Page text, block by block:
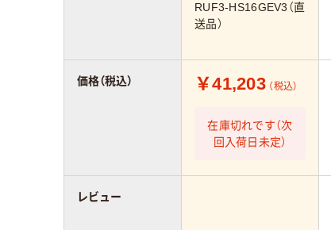
RUF3-HS16GEV3（直
送品）
￥41,203 （税込）
在庫切れです（次
回入荷日未定）
価格（税込）
レビュー